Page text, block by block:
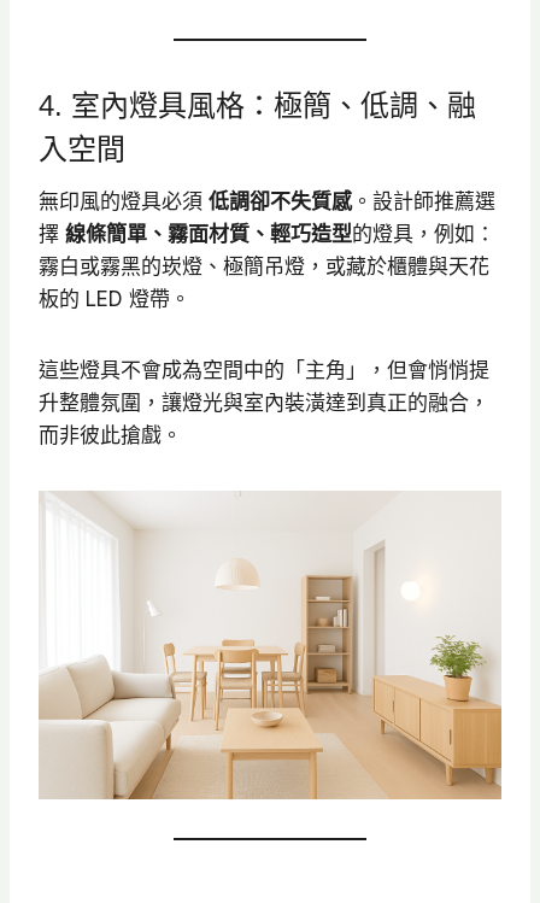
4. 室內燈具風格：極簡、低調、融
入空間
無印風的燈具必須 低調卻不失質感。設計師推薦選
擇 線條簡單、霧面材質、輕巧造型的燈具，例如：
霧白或霧黑的崁燈、極簡吊燈，或藏於櫃體與天花
板的 LED 燈帶。
這些燈具不會成為空間中的「主角」，但會悄悄提
升整體氛圍，讓燈光與室內裝潢達到真正的融合，
而非彼此搶戲。